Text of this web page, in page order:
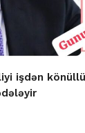
işdən